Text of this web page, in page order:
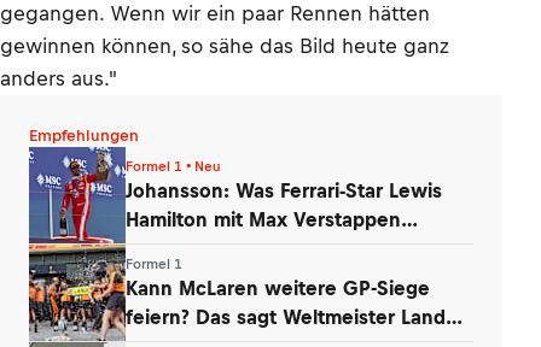
gegangen. Wenn wir ein paar Rennen hätten
gewinnen können, so sähe das Bild heute ganz
anders aus."
Empfehlungen
Formel 1 • Neu
Johansson: Was Ferrari-Star Lewis
Hamilton mit Max Verstappen
Formel 1
Kann McLaren weitere GP-Siege
feiern? Das sagt Weltmeister Lando